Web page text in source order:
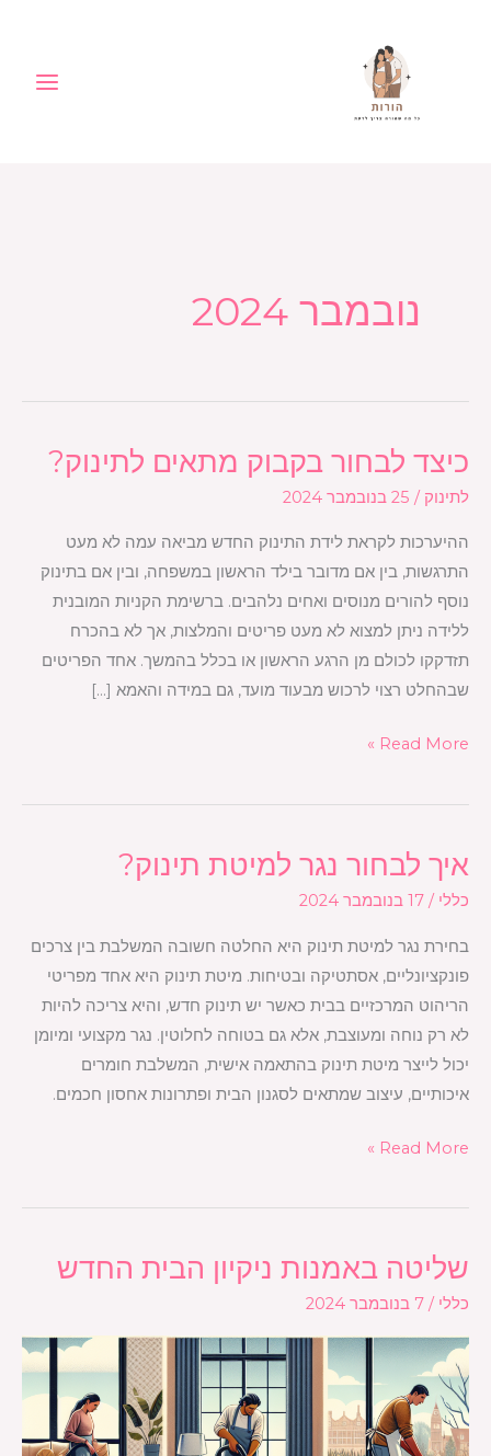
נובמבר 2024
כיצד לבחור בקבוק מתאים לתינוק?
לתינוק / 25 בנובמבר 2024
ההיערכות לקראת לידת התינוק החדש מביאה עמה לא מעט
התרגשות, בין אם מדובר בילד הראשון במשפחה, ובין אם בתינוק
נוסף להורים מנוסים ואחים נלהבים. ברשימת הקניות המובנית
ללידה ניתן למצוא לא מעט פריטים והמלצות, אך לא בהכרח
תזדקקו לכולם מן הרגע הראשון או בכלל בהמשך. אחד הפריטים
שבהחלט רצוי לרכוש מבעוד מועד, גם במידה והאמא […]
כיצד
מתאים
לתינוק?
Read More »
איך לבחור נגר למיטת תינוק?
כללי / 17 בנובמבר 2024
בחירת נגר למיטת תינוק היא החלטה חשובה המשלבת בין צרכים
פונקציונליים, אסתטיקה ובטיחות. מיטת תינוק היא אחד מפריטי
הריהוט המרכזיים בבית כאשר יש תינוק חדש, והיא צריכה להיות
לא רק נוחה ומעוצבת, אלא גם בטוחה לחלוטין. נגר מקצועי ומיומן
יכול לייצר מיטת תינוק בהתאמה אישית, המשלבת חומרים
איכותיים, עיצוב שמתאים לסגנון הבית ופתרונות אחסון חכמים.
איך
לבחור
למיטת
תינוק?
Read More »
שליטה באמנות ניקיון הבית החדש
כללי / 7 בנובמבר 2024
שליטה
באמנות
הבית
החדש